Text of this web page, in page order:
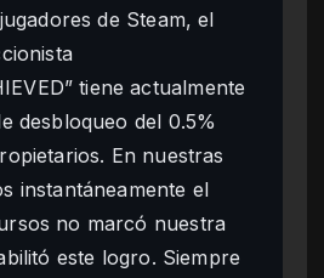
de Steam, el
tiene actualmente
desbloqueo del 0.5%
En nuestras
instantáneamente el
no marcó nuestra
este logro. Siempre